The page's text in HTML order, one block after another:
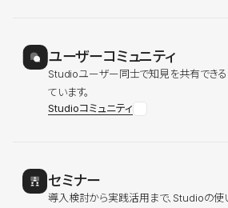
ユーザーコミュニティ
Studioユーザー同士で知見を共有できる
ています。
Studioコミュニティ
セミナー
導入検討から実践活用まで、Studioの使